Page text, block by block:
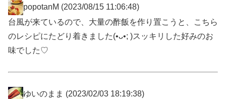
popotanM (2023/08/15 11:06:48)
台風が来ているので、大量の酢飯を作り置こうと、こちら
のレシピにたどり着きました(•ᴗ•; )スッキリした好みのお
味でした♡
ゆいのまま (2023/02/03 18:19:38)